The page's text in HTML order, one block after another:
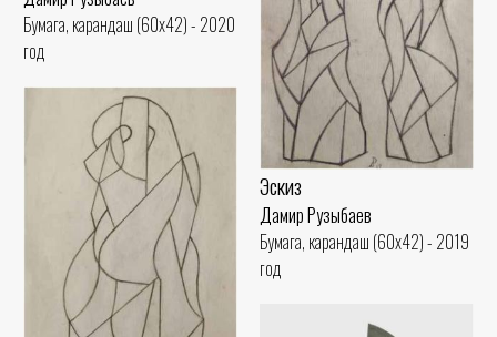
Бумага, карандаш (60x42) - 2020
год
Эскиз
Дамир Рузыбаев
Бумага, карандаш (60x42) - 2019
год